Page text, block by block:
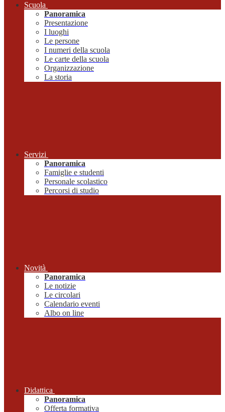
Scuola
Panoramica
Presentazione
I luoghi
Le persone
I numeri della scuola
Le carte della scuola
Organizzazione
La storia
Servizi
Panoramica
Famiglie e studenti
Personale scolastico
Percorsi di studio
Novità
Panoramica
Le notizie
Le circolari
Calendario eventi
Albo on line
Didattica
Panoramica
Offerta formativa